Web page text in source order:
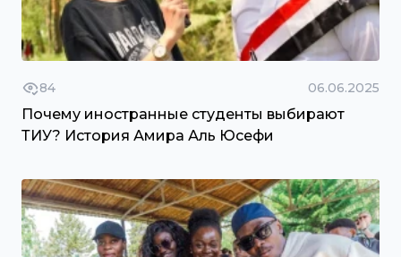
84 06.06.2025
Почему иностранные студенты выбирают
ТИУ? История Амира Аль Юсефи